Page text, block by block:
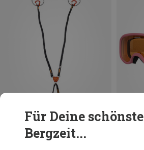
Du sparst 13%
Für Deine schönste
Bergzeit...